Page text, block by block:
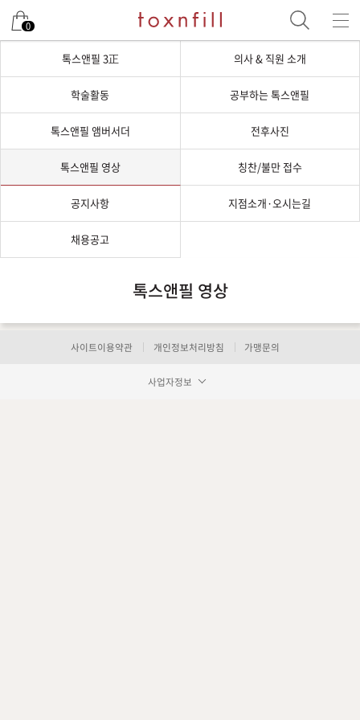
0
톡스앤필 3正 의사 & 직원 소개
학술활동 공부하는 톡스앤필
톡스앤필 앰버서더 전후사진
톡스앤필 영상 칭찬/불만 접수
공지사항 지점소개·오시는길
채용공고
톡스앤필 영상
사이트이용약관 개인정보처리방침 가맹문의
사업자정보